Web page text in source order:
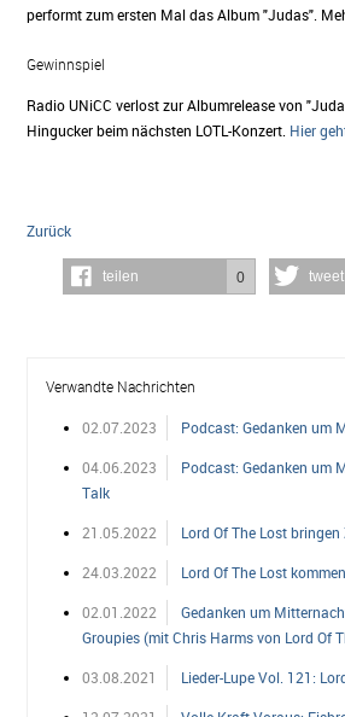
performt zum ersten Mal das Album "Judas".
Gewinnspiel
Radio UNiCC verlost zur Albumrelease von
Hingucker beim nächsten LOTL-Konzert. Hier
Zurück
teilen 0 tweet
Verwandte Nachrichten
02.07.2023 Podcast: Gedanken um
04.06.2023
Podcast: Gedanken um
Talk
21.05.2022 Lord Of The Lost
24.03.2022 Lord Of The Lost
02.01.2022
Gedanken um
Groupies (mit Chris Harms von Lord Of
03.08.2021 Lieder-Lupe Vol. 121: